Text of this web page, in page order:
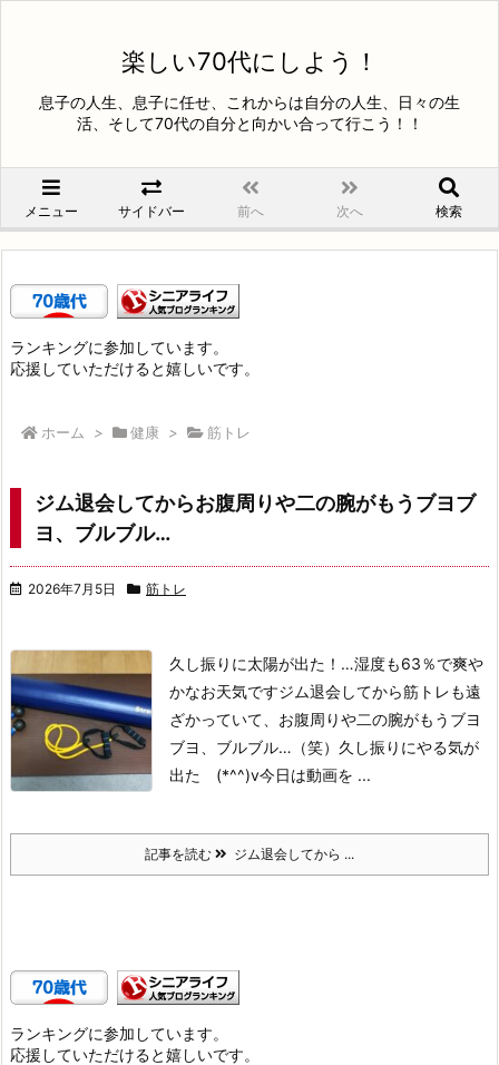
楽しい70代にしよう！
息子の人生、息子に任せ、これからは自分の人生、日々の生
活、そして70代の自分と向かい合って行こう！！
メニュー サイドバー 前へ 次へ 検索
ランキングに参加しています。
応援していただけると嬉しいです。
ホーム > 健康 > 筋トレ
ジム退会してからお腹周りや二の腕がもうブヨブ
ヨ、ブルブル…
2026年7月5日 筋トレ
久し振りに太陽が出た！…湿度も63％で爽や
かなお天気ですジム退会してから筋トレも遠
ざかっていて、お腹周りや二の腕がもうブヨ
ブヨ、ブルブル…（笑） 久し振りにやる気が
出た (*^^)v今日は動画を ...
記事を読む ジム退会してから ...
ランキングに参加しています。
応援していただけると嬉しいです。